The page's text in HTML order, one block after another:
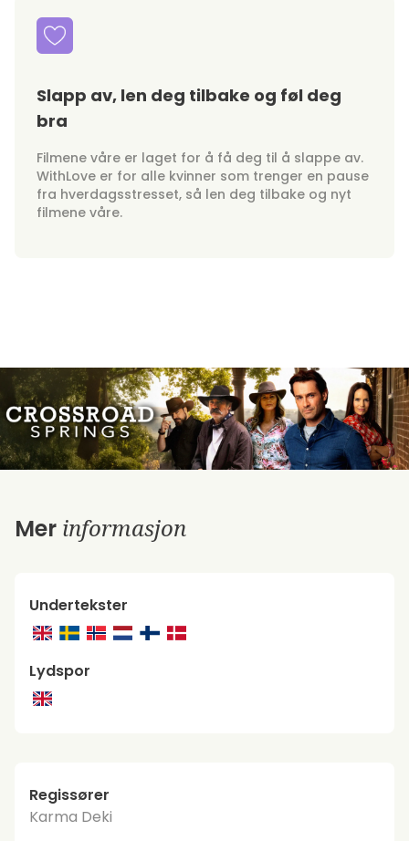
Slapp av, len deg tilbake og føl deg
bra
Filmene våre er laget for å få deg til å slappe av.
WithLove er for alle kvinner som trenger en pause
fra hverdagsstresset, så len deg tilbake og nyt
filmene våre.
Mer informasjon
Undertekster
Lydspor
Regissører
Karma Deki